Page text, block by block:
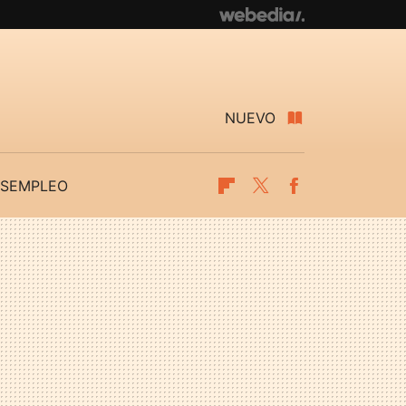
NUEVO
Flipboard
Twitter